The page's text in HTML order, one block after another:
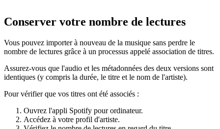
Conserver votre nombre de lectures
Vous pouvez importer à nouveau de la musique sans perdre le
nombre de lectures grâce à un processus appelé association de titres.
Assurez-vous que l'audio et les métadonnées des deux versions sont
identiques (y compris la durée, le titre et le nom de l'artiste).
Pour vérifier que vos titres ont été associés :
Ouvrez l'appli Spotify pour ordinateur.
Accédez à votre profil d'artiste.